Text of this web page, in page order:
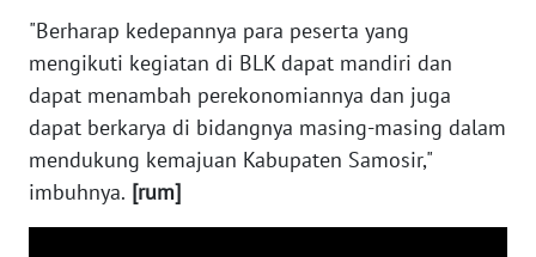
"Berharap kedepannya para peserta yang
mengikuti kegiatan di BLK dapat mandiri dan
dapat menambah perekonomiannya dan juga
dapat berkarya di bidangnya masing-masing dalam
mendukung kemajuan Kabupaten Samosir,"
imbuhnya. [rum]
NUSANTARA
WN
JOGJA
WN
JATIM